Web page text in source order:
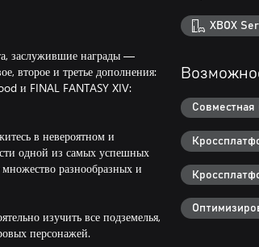
заслужившие награды —
второе и третье дополнения:
и FINAL FANTASY XIV:
в невероятном и
одной из самых успешных
разнообразных и
изучить все подземелья,
персонажей.
XBOX
Совместная